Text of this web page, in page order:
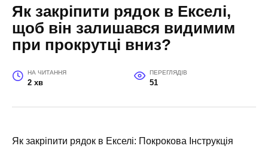
Як закріпити рядок в Екселі,
щоб він залишався видимим
при прокрутці вниз?
НА ЧИТАННЯ
2 хв
ПЕРЕГЛЯДІВ
51
Як закріпити рядок в Екселі: Покрокова Інструкція